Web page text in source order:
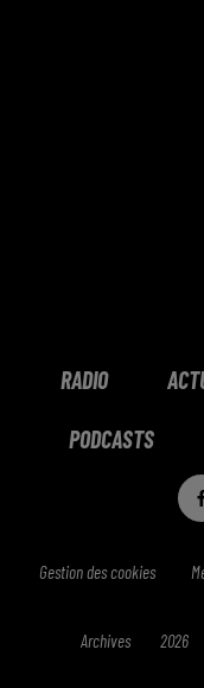
RADIO
PODCASTS
Gestion des cookies
Archives 2026